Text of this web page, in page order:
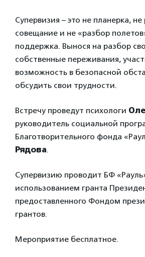
Супервизия – это не планерка,
совещание и не «разбор
поддержка. Вынося на разбор
собственные переживания,
возможность в безопасной
обсудить свои трудности.
Встречу проведут психологи
руководитель социальной
Благотворительного фонда
Рядова.
Супервизию проводит БФ
использованием гранта
предоставленного Фондом
грантов.
Мероприятие бесплатное.